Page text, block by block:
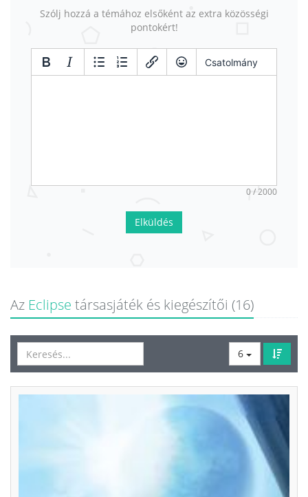
Szólj hozzá a témához elsőként az extra közösségi
pontokért!
Csatolmány
0 / 2000
Elküldés
Az Eclipse társasjáték és kiegészítői (16)
6